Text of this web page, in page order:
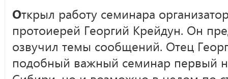
Открыл работу семинара
протоиерей Георгий Крейдун. Он
озвучил темы сообщений. Отец
подобный важный семинар первый